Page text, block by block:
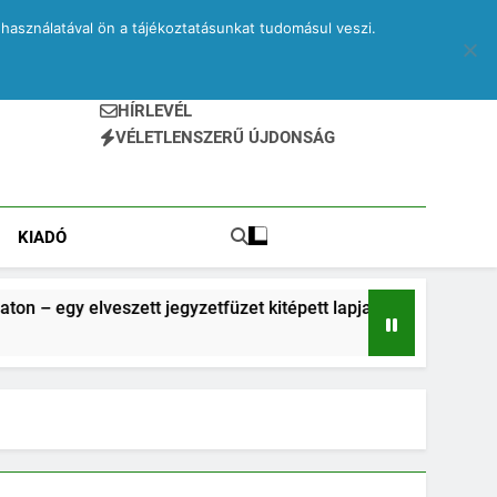
HÍRLEVÉL
VÉLETLENSZERŰ ÚJDONSÁG
KIADÓ
jegyzetfüzet kitépett lapjai
2 Hónap Ezelőtt
ön a tájékoztatásunkat tudomásul veszi.